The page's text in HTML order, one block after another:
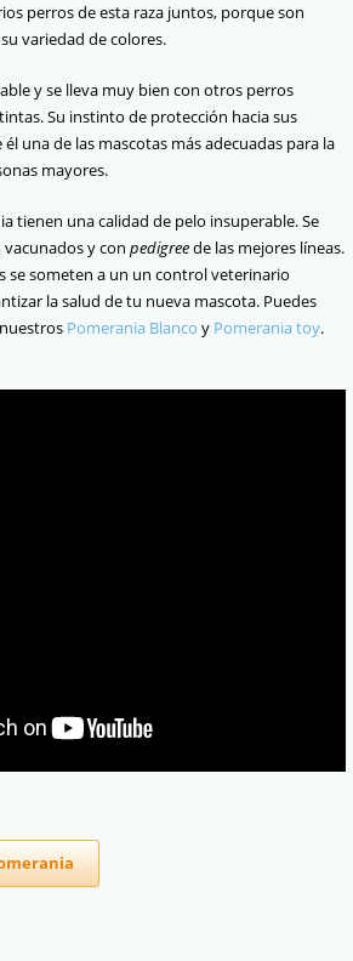
perros de esta raza juntos, porque son
variedad de colores.
y se lleva muy bien con otros perros
Su instinto de protección hacia sus
una de las mascotas más adecuadas para la
mayores.
tienen una calidad de pelo insuperable. Se
y con pedigreede las mejores líneas.
se someten a un un control veterinario
la salud de tu nueva mascota. Puedes
Pomerania Blanco y Pomerania toy.